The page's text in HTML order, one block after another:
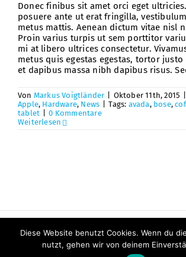
Donec finibus sit amet orci eget
posuere ante ut erat fringilla,
metus mattis. Aenean dictum vitae nisl
Proin varius turpis ut sem porttitor
mi at libero ultrices consectetur.
metus quis egestas egestas, tortor
et dapibus massa nibh dapibus risus.
Von Markus Voigtländer Oktober 11th, 2015
Apple, Hardware, News Tags: avada, bose,
tablet
0 Kommentare
Weiterlesen
© Copyright 2022 Seltmann
Erstinformation | Datenschutz |
Diese Website benutzt Cookies. Wenn du
nutzt, gehen wir von deinem